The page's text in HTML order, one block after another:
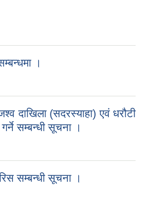
।
दाखिला (सदरस्याहा) एवं धरौटी
गर्ने सम्बन्धी सूचना ।
सम्बन्धी सूचना ।